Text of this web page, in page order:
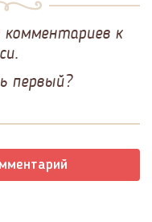
к
первый?